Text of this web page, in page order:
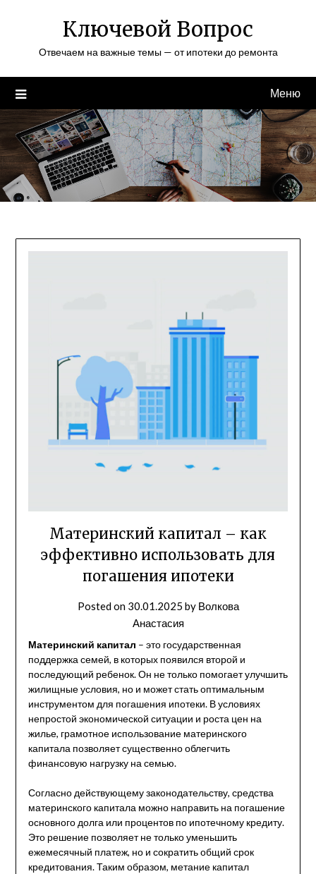
Ключевой Вопрос
Отвечаем на важные темы — от ипотеки до ремонта
Меню
Материнский капитал – как
эффективно использовать для
погашения ипотеки
Posted on 30.01.2025 by Волкова
Анастасия
Материнский капитал – это государственная
поддержка семей, в которых появился второй и
последующий ребенок. Он не только помогает улучшить
жилищные условия, но и может стать оптимальным
инструментом для погашения ипотеки. В условиях
непростой экономической ситуации и роста цен на
жилье, грамотное использование материнского
капитала позволяет существенно облегчить
финансовую нагрузку на семью.
Согласно действующему законодательству, средства
материнского капитала можно направить на погашение
основного долга или процентов по ипотечному кредиту.
Это решение позволяет не только уменьшить
ежемесячный платеж, но и сократить общий срок
кредитования. Таким образом, метание капитал